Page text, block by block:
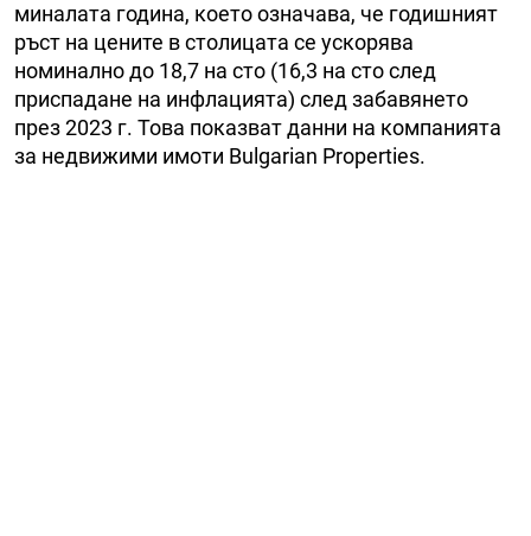
миналата година, което означава, че годишният
ръст на цените в столицата се ускорява
номинално до 18,7 на сто (16,3 на сто след
приспадане на инфлацията) след забавянето
през 2023 г. Това показват данни на компанията
за недвижими имоти Bulgarian Properties.